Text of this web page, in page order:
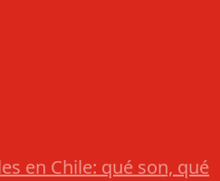
en Chile: qué son, qué